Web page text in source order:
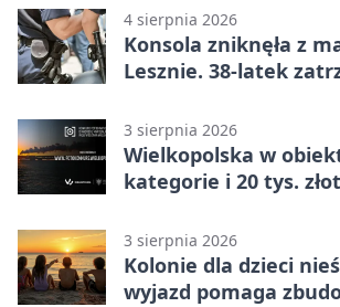
4 sierpnia 2026
Konsola zniknęła z
Lesznie. 38-latek
3 sierpnia 2026
Wielkopolska w
kategorie i 20 tys.
3 sierpnia 2026
Kolonie dla dzieci
wyjazd pomaga